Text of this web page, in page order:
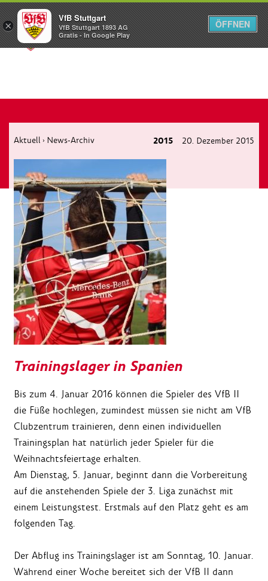
Menü
Aktuell › News-Archiv 2015 20. Dezember 2015
Trainingslager in Spanien
Bis zum 4. Januar 2016 können die Spieler des VfB II
die Füße hochlegen, zumindest müssen sie nicht am VfB
Clubzentrum trainieren, denn einen individuellen
Trainingsplan hat natürlich jeder Spieler für die
Weihnachtsfeiertage erhalten.
Am Dienstag, 5. Januar, beginnt dann die Vorbereitung
auf die anstehenden Spiele der 3. Liga zunächst mit
einem Leistungstest. Erstmals auf den Platz geht es am
folgenden Tag.
Der Abflug ins Trainingslager ist am Sonntag, 10. Januar.
Während einer Woche bereitet sich der VfB II dann
×
VfB Stuttgart
VfB Stuttgart 1893 AG
Gratis - In Google Play
ÖFFNEN